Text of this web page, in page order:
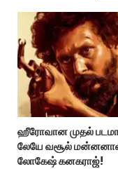
ஹீரோவான முதல்
லேயே வசூல்
லோகேஷ் கனகராஜ்!